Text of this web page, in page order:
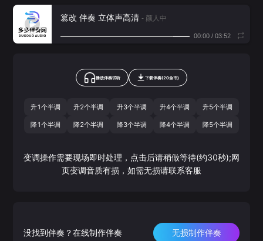
篡改 伴奏 立体声高清 - 颜人中
00:00/ 03:52
播放伴奏试听 下载伴奏(20金币)
升1个半调 升2个半调 升3个半调 升4个半调 升5个半调
降1个半调 降2个半调 降3个半调 降4个半调 降5个半调
变调操作需要现场即时处理，点击后请稍做等待(约30秒);网
页变调音质有损，如需无损请联系客服
没找到伴奏？在线制作伴奏 无损制作伴奏